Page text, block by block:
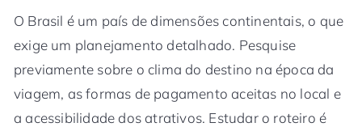
O Brasil é um país de dimensões continentais, o que
exige um planejamento detalhado. Pesquise
previamente sobre o clima do destino na época da
viagem, as formas de pagamento aceitas no local e
a acessibilidade dos atrativos. Estudar o roteiro é